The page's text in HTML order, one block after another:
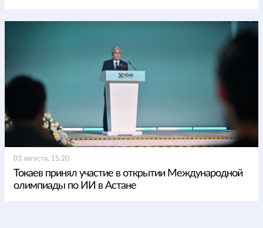
03 августа, 15:20
Токаев принял участие в открытии Международной
олимпиады по ИИ в Астане